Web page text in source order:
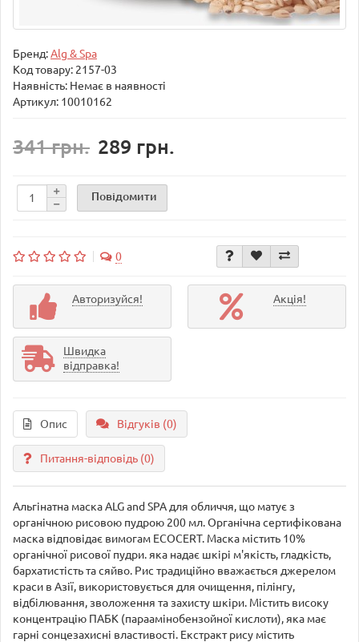
Бренд:Alg & Spa
Код товару: 2157-03
Наявність: Немає в наявності
Артикул: 10010162
341 грн. 289 грн.
Повідомити
0
Авторизуйся! Акція!
Швидка
відправка!
Опис Відгуків (0)
Питання-відповідь (0)
Альгінатна маска ALG and SPA для обличчя, що матує з
органічною рисовою пудрою 200 мл. Органічна сертифікована
маска відповідає вимогам ECOCERT. Маска містить 10%
органічної рисової пудри. яка надає шкірі м'якість, гладкість,
бархатистість та сяйво. Рис традиційно вважається джерелом
краси в Азії, використовується для очищення, пілінгу,
відбілювання, зволоження та захисту шкіри. Містить високу
концентрацію ПАБК (параамінобензойної кислоти), яка має
гарні сонцезахисні властивості. Екстракт рису містить